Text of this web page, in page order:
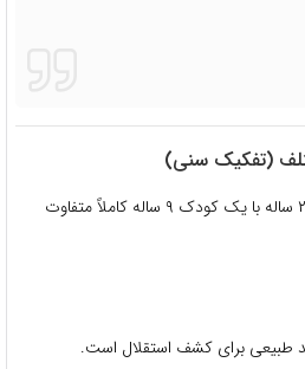
روش اصلاح رفتار در یک کودک ۲ ساله با یک کودک ۹ ساله کاملاً متفاوت
طبیعی برای کشف استقلال است.